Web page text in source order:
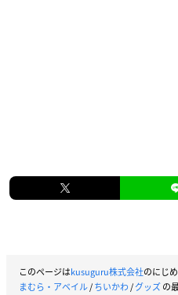
このページはkusuguru株式会社のにじ
まむら・アベイル/ちいかわ/グッズの